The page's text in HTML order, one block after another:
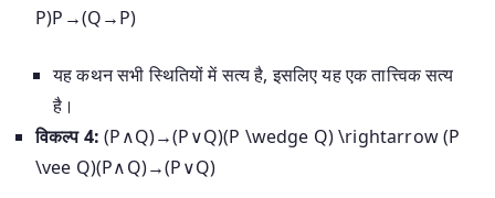
P)P →(Q→P)
यह कथन सभी स्थितियों में सत्य है, इसलिए यह एक तात्त्विक सत्य
है।
विकल्प 4: (P∧Q)→(P∨Q)(P \wedge Q) \rightarrow (P
\vee Q)(P∧Q)→(P∨Q)